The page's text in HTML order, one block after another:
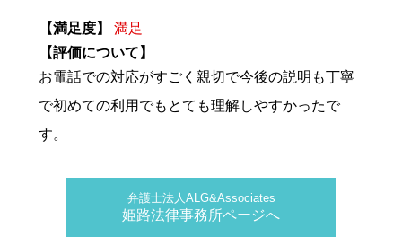
【満足度】
満足
【評価について】
お電話での対応がすごく親切で今後の説明も丁寧
で初めての利用でもとても理解しやすかったで
す。
弁護士法人ALG&Associates
姫路法律事務所ページへ